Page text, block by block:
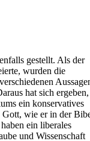
gestellt. Als der
wurden die
hat sich ergeben,
ein konservatives
Gott, wie er in der
ein liberales
und Wissenschaft